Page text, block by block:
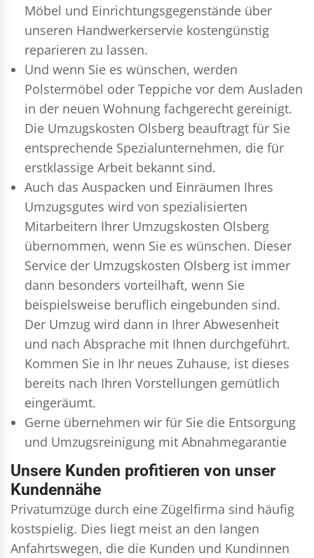
Möbel und Einrichtungsgegenstände über
unseren Handwerkerservie kostengünstig
reparieren zu lassen.
Und wenn Sie es wünschen, werden
Polstermöbel oder Teppiche vor dem Ausladen
in der neuen Wohnung fachgerecht gereinigt.
Die Umzugskosten Olsberg beauftragt für Sie
entsprechende Spezialunternehmen, die für
erstklassige Arbeit bekannt sind.
Auch das Auspacken und Einräumen Ihres
Umzugsgutes wird von spezialisierten
Mitarbeitern Ihrer Umzugskosten Olsberg
übernommen, wenn Sie es wünschen. Dieser
Service der Umzugskosten Olsberg ist immer
dann besonders vorteilhaft, wenn Sie
beispielsweise beruflich eingebunden sind.
Der Umzug wird dann in Ihrer Abwesenheit
und nach Absprache mit Ihnen durchgeführt.
Kommen Sie in Ihr neues Zuhause, ist dieses
bereits nach Ihren Vorstellungen gemütlich
eingeräumt.
Gerne übernehmen wir für Sie die Entsorgung
und Umzugsreinigung mit Abnahmegarantie
Unsere Kunden profitieren von unser
Kundennähe
Privatumzüge durch eine Zügelfirma sind häufig
kostspielig. Dies liegt meist an den langen
Anfahrtswegen, die die Kunden und Kundinnen